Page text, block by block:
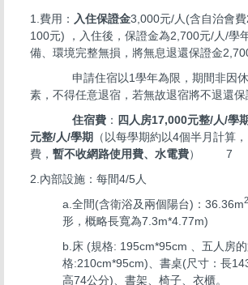
1.費用： 入住保證金3,000元/人(含自治會
100元) ，入住後，保證金為2,700元/人/學
備、環境完整無損，將無息退還保證金
申請住宿以1學年為限，期間非因休
素，不得任意退宿，若無故退宿將不退還保
住宿費 ： 四人房17,000元整/人/學
元整/人/學期
（以每學期約以4個半月計算
費， 暫不收網路使用費、水電費） 7
2.內部設施：每間4/5人
a.全間(含衛浴及兩個陽台)：36.36m2
形，概略長寬為7.3m*4.77m)
b.床 (規格: 195cm*95cm 、五人房
格:210cm*95cm)、書桌(尺寸：長
高74公分)、書架、椅子、衣櫃。